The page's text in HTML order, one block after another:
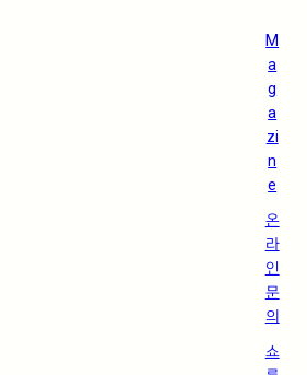
M
a
g
a
zi
n
e
온
라
인
문
의
쇼